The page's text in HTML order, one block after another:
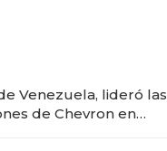
Venezuela, lideró las
de Chevron en